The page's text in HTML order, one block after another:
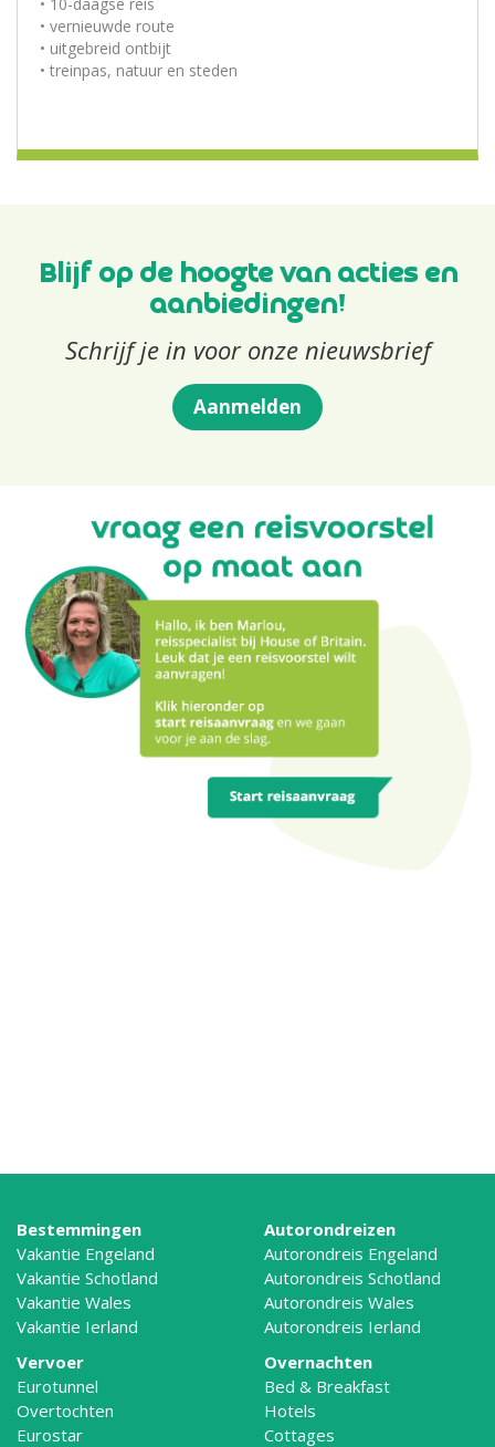
• vernieuwde route
• uitgebreid ontbijt
• treinpas, natuur en steden
Blijf op de hoogte van acties en
aanbiedingen!
Schrijf je in voor onze nieuwsbrief
Aanmelden
Bestemmingen
Vakantie Engeland
Vakantie Schotland
Vakantie Wales
Vakantie Ierland
Autorondreizen
Autorondreis Engeland
Autorondreis Schotland
Autorondreis Wales
Autorondreis Ierland
Vervoer
Eurotunnel
Overtochten
Eurostar
Overnachten
Bed & Breakfast
Hotels
Cottages